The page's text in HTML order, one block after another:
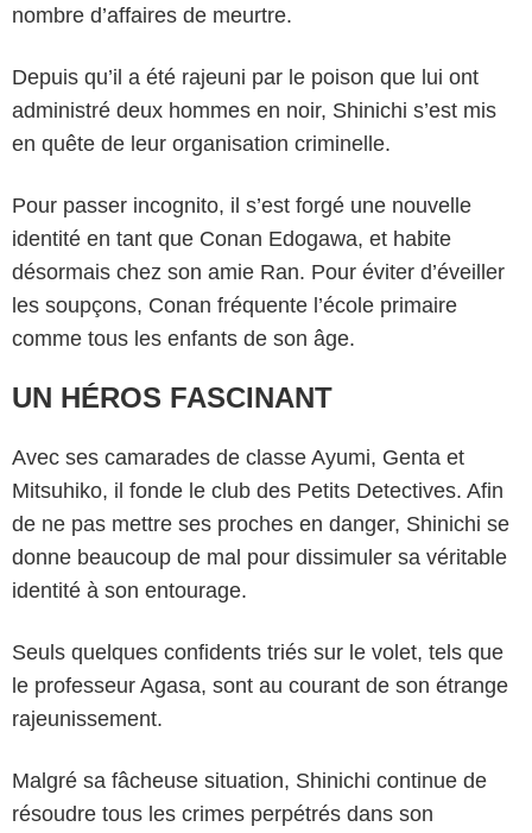
nombre d’affaires de meurtre.
Depuis qu’il a été rajeuni par le poison que lui ont
administré deux hommes en noir, Shinichi s’est mis
en quête de leur organisation criminelle.
Pour passer incognito, il s’est forgé une nouvelle
identité en tant que Conan Edogawa, et habite
désormais chez son amie Ran. Pour éviter d’éveiller
les soupçons, Conan fréquente l’école primaire
comme tous les enfants de son âge.
UN HÉROS FASCINANT
Avec ses camarades de classe Ayumi, Genta et
Mitsuhiko, il fonde le club des Petits Detectives. Afin
de ne pas mettre ses proches en danger, Shinichi se
donne beaucoup de mal pour dissimuler sa véritable
identité à son entourage.
Seuls quelques confidents triés sur le volet, tels que
le professeur Agasa, sont au courant de son étrange
rajeunissement.
Malgré sa fâcheuse situation, Shinichi continue de
résoudre tous les crimes perpétrés dans son